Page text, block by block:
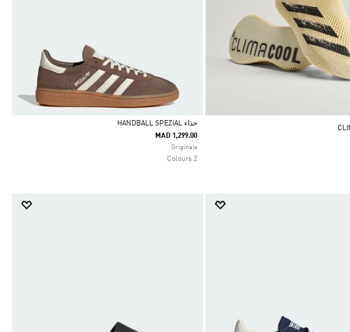
Selected
حذاء HANDBALL SPEZIAL
MAD 1,299.00
Originals
2 Colours